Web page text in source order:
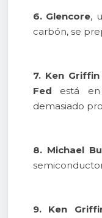
6. Glencore,
carbón, se
7. Ken Griffin
Fed está en
demasiado
8. Michael
9. Ken